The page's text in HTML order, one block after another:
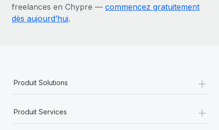
freelances en Chypre — commencez gratuitement
dès aujourd’hui.
Produit Solutions +
Produit Services +